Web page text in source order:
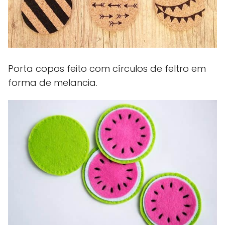
Porta copos feito com círculos de feltro em
forma de melancia.